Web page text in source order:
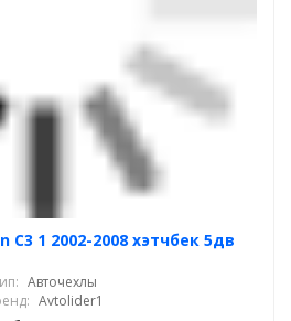
1 2002-2008 хэтчбек 5дв
Авточехлы
Avtolider1